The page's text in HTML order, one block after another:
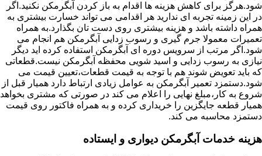
شود.هرگز برای کاهش هزینه ها اقدام به باز کردن آبگرمکن نکنید.اگر
در این زمینه تجربه ای ندارید هر اقدامی می تواند خسارت بیشتری به
همراه داشته باشد و هزینه بیشتری روی دست تان بگذارد.به همراه
تعمیرات معمولا جرم گیری و رسوب زدایی آبگرمکن هم انجام می
شود.اگر مرتب از سرویس دوره ای آبگرمکن استفاده کرده اید دیگر
نیازی به رسوب زدایی و اسید شویی محفظه آبگرمکن نیست.قطعاتی
که باید تعویض شوند هم با توجه به قیمت قطعات،تعیین قیمت می
شود.دستمزد تعمیر آبگرمکن به عوامل زیادی ارتباط دارد همیار قبل از
شروع به کار،مبلغ نهایی را اعلام می کند در صورتی که مشتری بخواهد
همیار قطعه جایگزین را خریداری کرده و به همراه فاکتور روی قیمت
دستمزد محاسبه می کند.
هزینه خدمات آبگرمکن دیواری و ایستاده